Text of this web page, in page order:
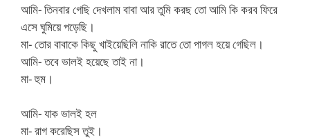
আমি- তিনবার গেছি দেখলাম বাবা আর তুমি করছ তো আমি কি করব ফিরে
এসে ঘুমিয়ে পড়েছি।
মা- তোর বাবাকে কিছু খাইয়েছিলি নাকি রাতে তো পাগল হয়ে গেছিল।
আমি- তবে ভালই হয়েছে তাই না।
মা- হুম।
আমি- যাক ভালই হল
মা- রাগ করেছিস তুই।